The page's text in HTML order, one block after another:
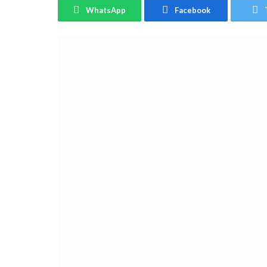
WhatsApp Facebook